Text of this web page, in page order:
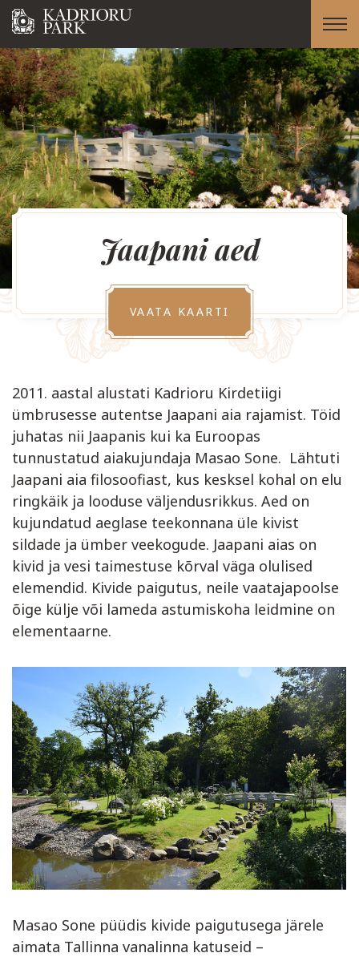
Jaapani aed
VAATA KAARTI
2011. aastal alustati Kadrioru Kirdetiigi
ümbrusesse autentse Jaapani aia rajamist. Töid
juhatas nii Jaapanis kui ka Euroopas
tunnustatud aiakujundaja Masao Sone. Lähtuti
Jaapani aia filosoofiast, kus kesksel kohal on elu
ringkäik ja looduse väljendusrikkus. Aed on
kujundatud aeglase teekonnana üle kivist
sildade ja ümber veekogude. Jaapani aias on
kivid ja vesi taimestuse kõrval väga olulised
elemendid. Kivide paigutus, neile vaatajapoolse
õige külje või lameda astumiskoha leidmine on
elementaarne.
Masao Sone püüdis kivide paigutusega järele
aimata Tallinna vanalinna katuseid –